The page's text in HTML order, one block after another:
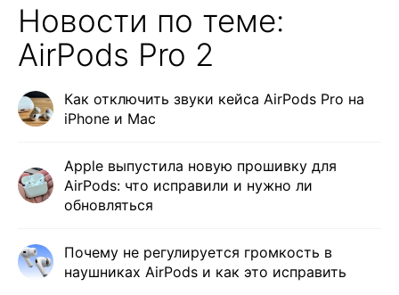
Новости по теме:
AirPods Pro 2
Как отключить звуки кейса AirPods Pro на
iPhone и Mac
Apple выпустила новую прошивку для
AirPods: что исправили и нужно ли
обновляться
Почему не регулируется громкость в
наушниках AirPods и как это исправить